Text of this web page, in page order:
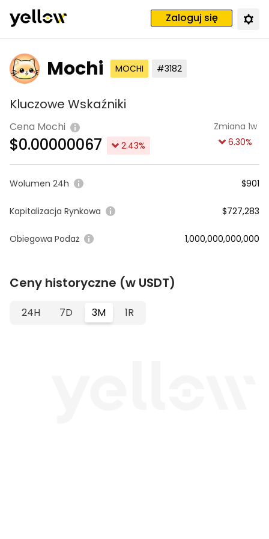
Zaloguj się
Mochi MOCHI #3182
Kluczowe Wskaźniki
Cena Mochi
$0.00000067 2.43%
Zmiana 1w
6.30%
Wolumen 24h $901
Kapitalizacja Rynkowa $727,283
Obiegowa Podaż 1,000,000,000,000
Ceny historyczne (w USDT)
24H 7D 3M 1R